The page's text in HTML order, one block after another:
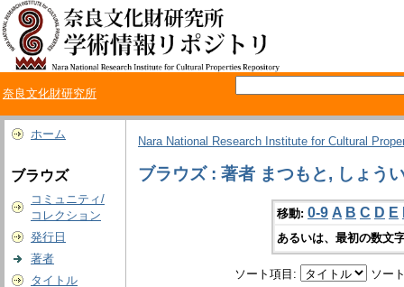
奈良文化財研究所
ホーム
ブラウズ
コミュニティ/
コレクション
発行日
著者
タイトル
Nara National Research Institute for Cultural
ブラウズ : 著者 まつもと, しょう
移動: 0-9 A B C D E
あるいは、最初の数文
ソート項目: ソー